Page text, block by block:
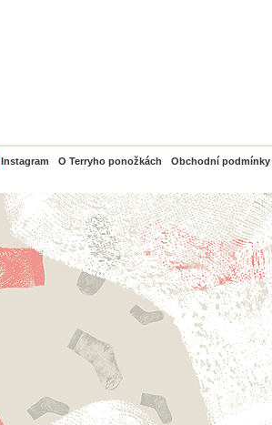
Instagram O Terryho ponožkách Obchodní podmínky
PayPal